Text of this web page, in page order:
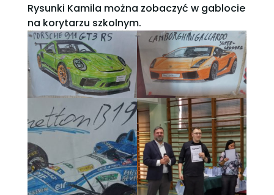
Rysunki Kamila można zobaczyć w gablocie
na korytarzu szkolnym.